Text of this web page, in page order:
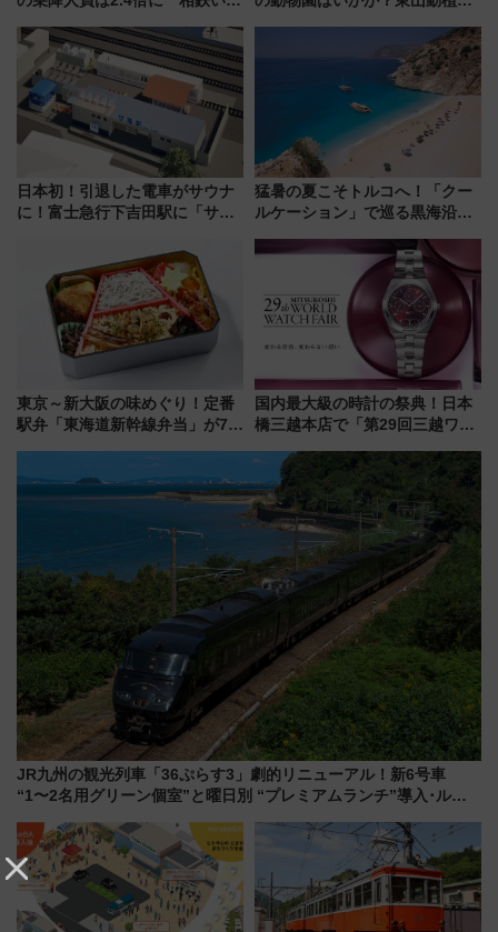
年祭にそうにゃん＆DB.スター
マンが登場
日本初！引退した電車がサウナ
に！富士急行下吉田駅に「サ電
業 行き交う電車の音や振動を
感じながら「ととのう」新感覚
猛暑の夏こそトルコへ！「クー
ルケーション」で巡る黒海沿岸
連検索数が前年比237％増、ナ
ショジオも認める『2026年に訪
れるべき世界の旅先』
東京～新大阪の味めぐり！定番
駅弁「東海道新幹線弁当」が7月
国内最大級の時計の祭典！日本
橋三越本店で「第29回三越ワー
【2026年8月5日～25日】
JR九州の観光列車「36ぷらす3」劇的リニューアル！新6号車
“1〜2名用グリーン個室”と曜日別 “プレミアムランチ”導入･ルー